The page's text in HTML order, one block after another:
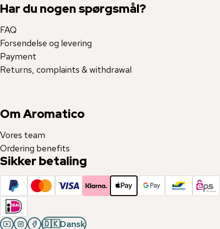
Har du nogen spørgsmål?
FAQ
Forsendelse og levering
Payment
Returns, complaints & withdrawal
Om Aromatico
Vores team
Ordering benefits
Sikker betaling
🇩🇰Dansk